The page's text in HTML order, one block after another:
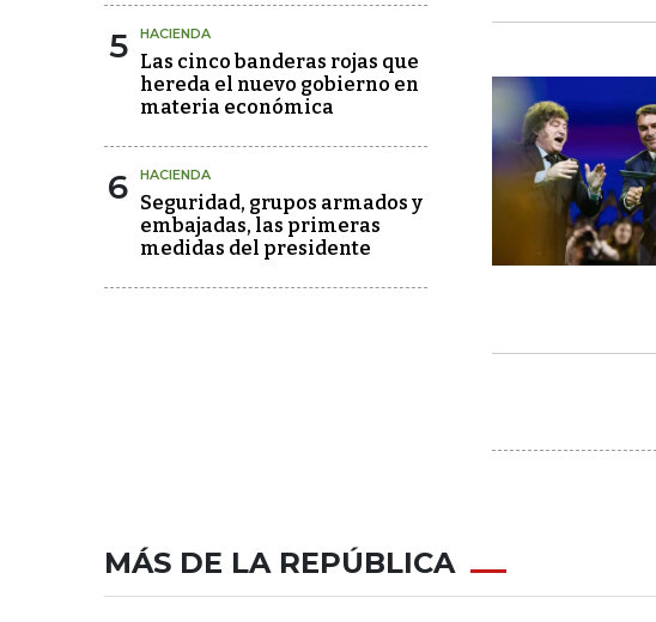
5 HACIENDA
Las cinco banderas rojas que
hereda el nuevo gobierno en
materia económica
6 HACIENDA
Seguridad, grupos armados y
embajadas, las primeras
medidas del presidente
MÁS DE LA REPÚBLICA